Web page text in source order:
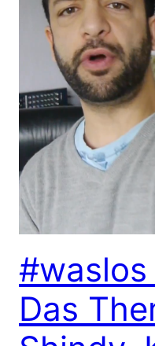
#waslos
Das